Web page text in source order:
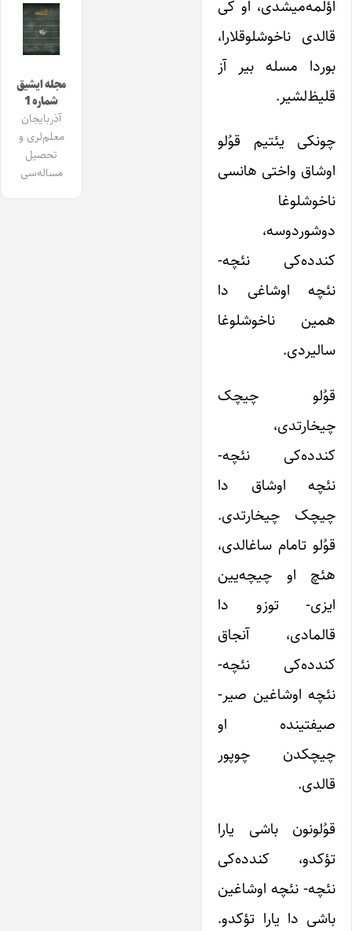
اؤلمه‌میشدی، او کی
قالدی ناخوشلوقلارا،
بوردا مسله بیر آز
قلیظ‌لشیر.
چونکی یئتیم قوُلو
اوشاق واختی هانسی
ناخوشلوغا
دوشوردوسه،
کندده‌کی نئچه-
نئچه اوشاغی دا
همین ناخوشلوغا
سالیردی.
قوُلو چیچک
چیخارتدی،
کندده‌کی نئچه-
نئچه اوشاق دا
چیچک چیخارتدی.
قوُلو تامام ساغالدی،
هئچ او چیچه‌یین
ایزی- توزو دا
قالمادی، آنجاق
کندده‌کی نئچه-
نئچه اوشاغین صیر-
صیفتینده او
چیچکدن چوپور
قالدی.
قوُلونون باشی یارا
تؤکدو، کندده‌کی
نئچه- نئچه اوشاغین
باشی دا یارا تؤکدو.
مجله ایشیق
شماره 1
آذربایجان
معلم‌لری و
تحصیل
مساله‌سی